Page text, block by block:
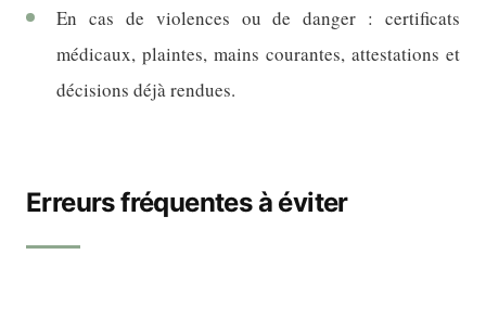
En cas de violences ou de danger : certificats
médicaux, plaintes, mains courantes, attestations et
décisions déjà rendues.
Erreurs fréquentes à éviter